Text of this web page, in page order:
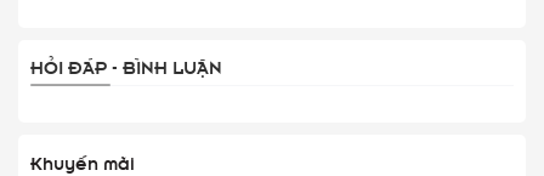
HỎI ĐÁP - BÌNH LUẬN
Khuyến mãi